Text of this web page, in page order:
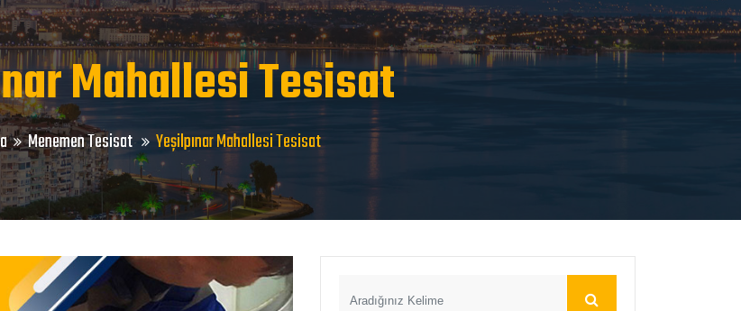
Mahallesi Tesisat
Menemen Tesisat Yeşilpınar Mahallesi Tesisat